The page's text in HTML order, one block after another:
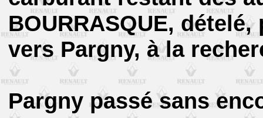
BOURRASQUE,
vers Pargny, à la
Pargny passé sans